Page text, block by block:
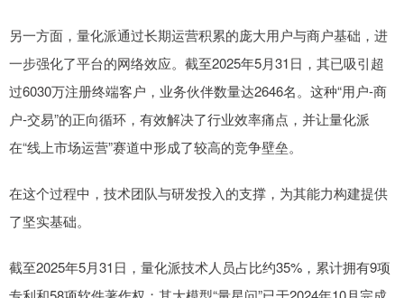
另一方面，量化派通过长期运营积累的庞大用户与商户基础，进
一步强化了平台的网络效应。截至2025年5月31日，其已吸引超
过6030万注册终端客户，业务伙伴数量达2646名。这种“用户-商
户-交易”的正向循环，有效解决了行业效率痛点，并让量化派
在“线上市场运营”赛道中形成了较高的竞争壁垒。
在这个过程中，技术团队与研发投入的支撑，为其能力构建提供
了坚实基础。
截至2025年5月31日，量化派技术人员占比约35%，累计拥有9项